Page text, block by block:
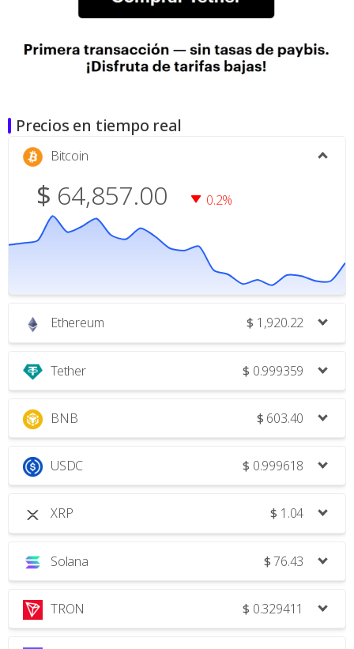
Precios en tiempo real
Bitcoin
$ 64,857.00 0.2%
Ethereum $ 1,920.22
Tether $ 0.999359
BNB $ 603.40
USDC $ 0.999618
XRP $ 1.04
Solana $76.43
TRON $ 0.329411